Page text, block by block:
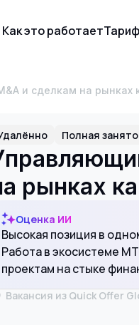
Как это работает
и сделкам на рынках
Полная
рынках
Оценка ИИ
Высокая позиция в
Работа в экосистеме
проектам на стыке
Вакансия из Quick Offer